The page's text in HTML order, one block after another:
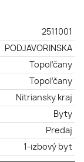
2511001
PODJAVORINSKA
Topoľčany
Topoľčany
Nitriansky kraj
Byty
Predaj
1-izbový byt